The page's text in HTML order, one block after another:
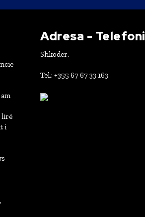
lirë
i
Adresa - Telefoni
Shkoder.
Tel.: +355 67 67 33 163